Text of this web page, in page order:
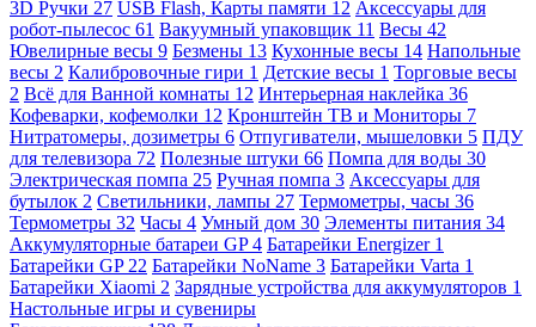
3D Ручки 27 USB Flash, Карты памяти 12 Аксессуары для
робот-пылесос 61 Вакуумный упаковщик 11 Весы 42
Ювелирные весы 9 Безмены 13 Кухонные весы 14 Напольные
весы 2 Калибровочные гири 1 Детские весы 1 Торговые весы
2 Всё для Ванной комнаты 12 Интерьерная наклейка 36
Кофеварки, кофемолки 12 Кронштейн ТВ и Мониторы 7
Нитратомеры, дозиметры 6 Отпугиватели, мышеловки 5 ПДУ
для телевизора 72 Полезные штуки 66 Помпа для воды 30
Электрическая помпа 25 Ручная помпа 3 Аксессуары для
бутылок 2 Светильники, лампы 27 Термометры, часы 36
Термометры 32 Часы 4 Умный дом 30 Элементы питания 34
Аккумуляторные батареи GP4 Батарейки Energizer 1
Батарейки GP 22 Батарейки NoName 3 Батарейки Varta 1
Батарейки Xiaomi 2 Зарядные устройства для аккумуляторов 1
Настольные игры и сувениры